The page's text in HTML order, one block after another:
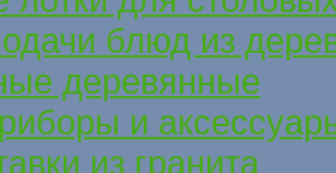
блюд из
деревянные
и
из гранита